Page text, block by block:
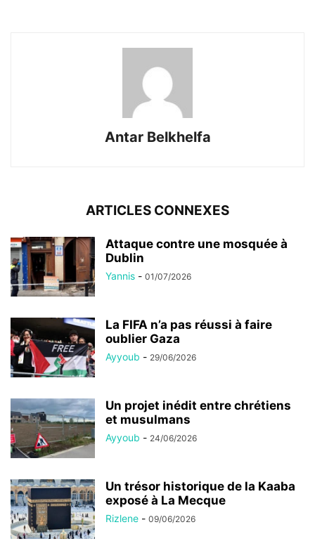
Antar Belkhelfa
ARTICLES CONNEXES
Attaque contre une mosquée à
Dublin
Yannis - 01/07/2026
La FIFA n’a pas réussi à faire
oublier Gaza
Ayyoub - 29/06/2026
Un projet inédit entre chrétiens
et musulmans
Ayyoub - 24/06/2026
Un trésor historique de la Kaaba
exposé à La Mecque
Rizlene - 09/06/2026